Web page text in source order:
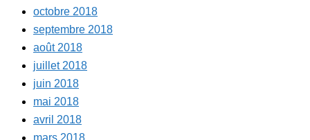
octobre 2018
septembre 2018
août 2018
juillet 2018
juin 2018
mai 2018
avril 2018
mars 2018